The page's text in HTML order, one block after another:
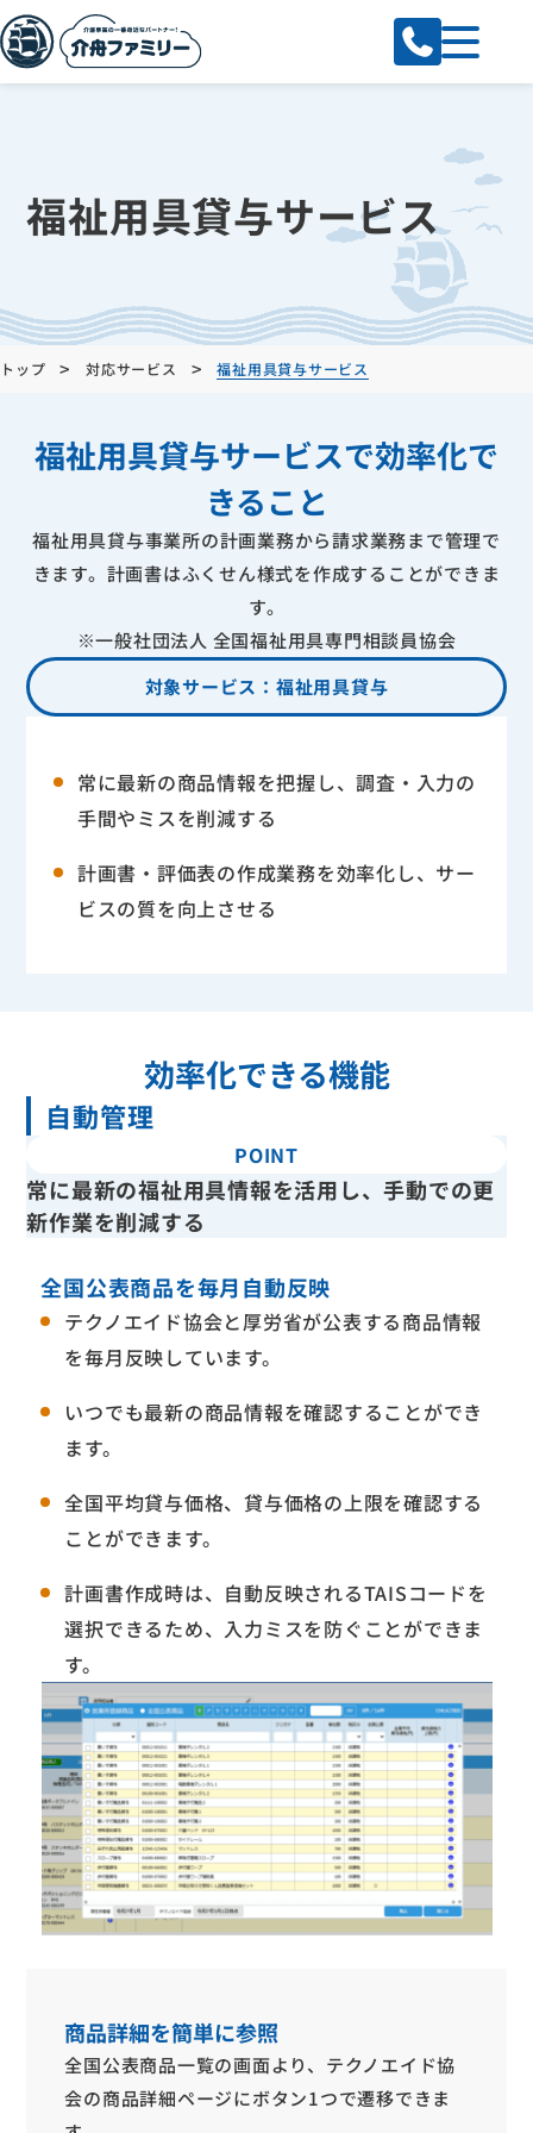
福祉用具貸与サービス
トップ > 対応サービス > 福祉用具貸与サービス
福祉用具貸与サービスで効率化で
きること
福祉用具貸与事業所の計画業務から請求業務まで管理で
きます。計画書はふくせん様式を作成することができま
す。
※一般社団法人 全国福祉用具専門相談員協会
対象サービス：福祉用具貸与
常に最新の商品情報を把握し、調査・入力の
手間やミスを削減する
計画書・評価表の作成業務を効率化し、サー
ビスの質を向上させる
効率化できる機能
自動管理
POINT
常に最新の福祉用具情報を活用し、手動での更
新作業を削減する
全国公表商品を毎月自動反映
テクノエイド協会と厚労省が公表する商品情報
を毎月反映しています。
いつでも最新の商品情報を確認することができ
ます。
全国平均貸与価格、貸与価格の上限を確認する
ことができます。
計画書作成時は、自動反映されるTAISコードを
選択できるため、入力ミスを防ぐことができま
す。
商品詳細を簡単に参照
全国公表商品一覧の画面より、テクノエイド協
会の商品詳細ページにボタン1つで遷移できま